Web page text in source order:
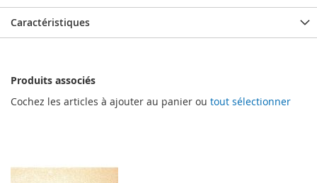
Caractéristiques
Produits associés
Cochez les articles à ajouter au panier ou tout sélectionner